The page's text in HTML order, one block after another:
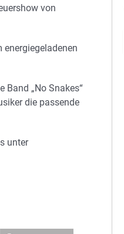
von
energiegeladenen
Band „No Snakes“
die passende
unter